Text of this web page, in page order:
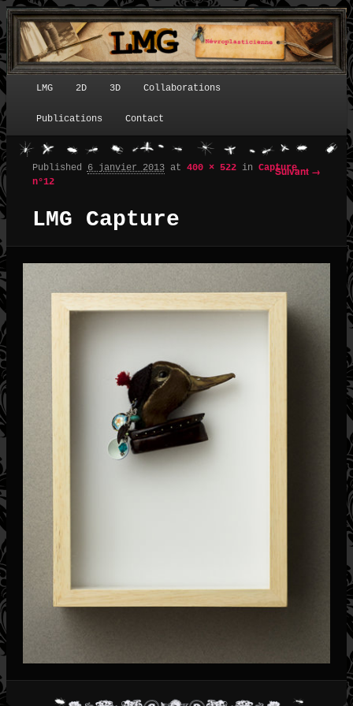
Menu principal
LMG 2D 3D Collaborations
Publications Contact
Suivant →
LMG Capture
Published 6 janvier 2013at 400 × 522in Capture
n°12